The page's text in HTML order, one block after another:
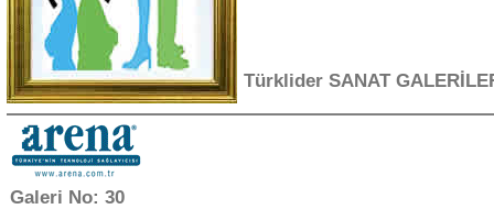
Türklider SANAT
Galeri No: 30